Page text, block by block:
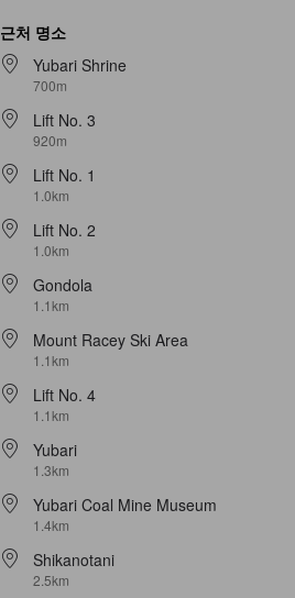
근처 명소
Yubari Shrine
700m
Lift No. 3
920m
Lift No. 1
1.0km
Lift No. 2
1.0km
Gondola
1.1km
Mount Racey Ski Area
1.1km
Lift No. 4
1.1km
Yubari
1.3km
Yubari Coal Mine Museum
1.4km
Shikanotani
2.5km